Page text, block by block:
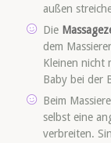
außen
Die
dem
Kleinen nicht
Baby bei der
Beim
selbst eine
verbreiten.